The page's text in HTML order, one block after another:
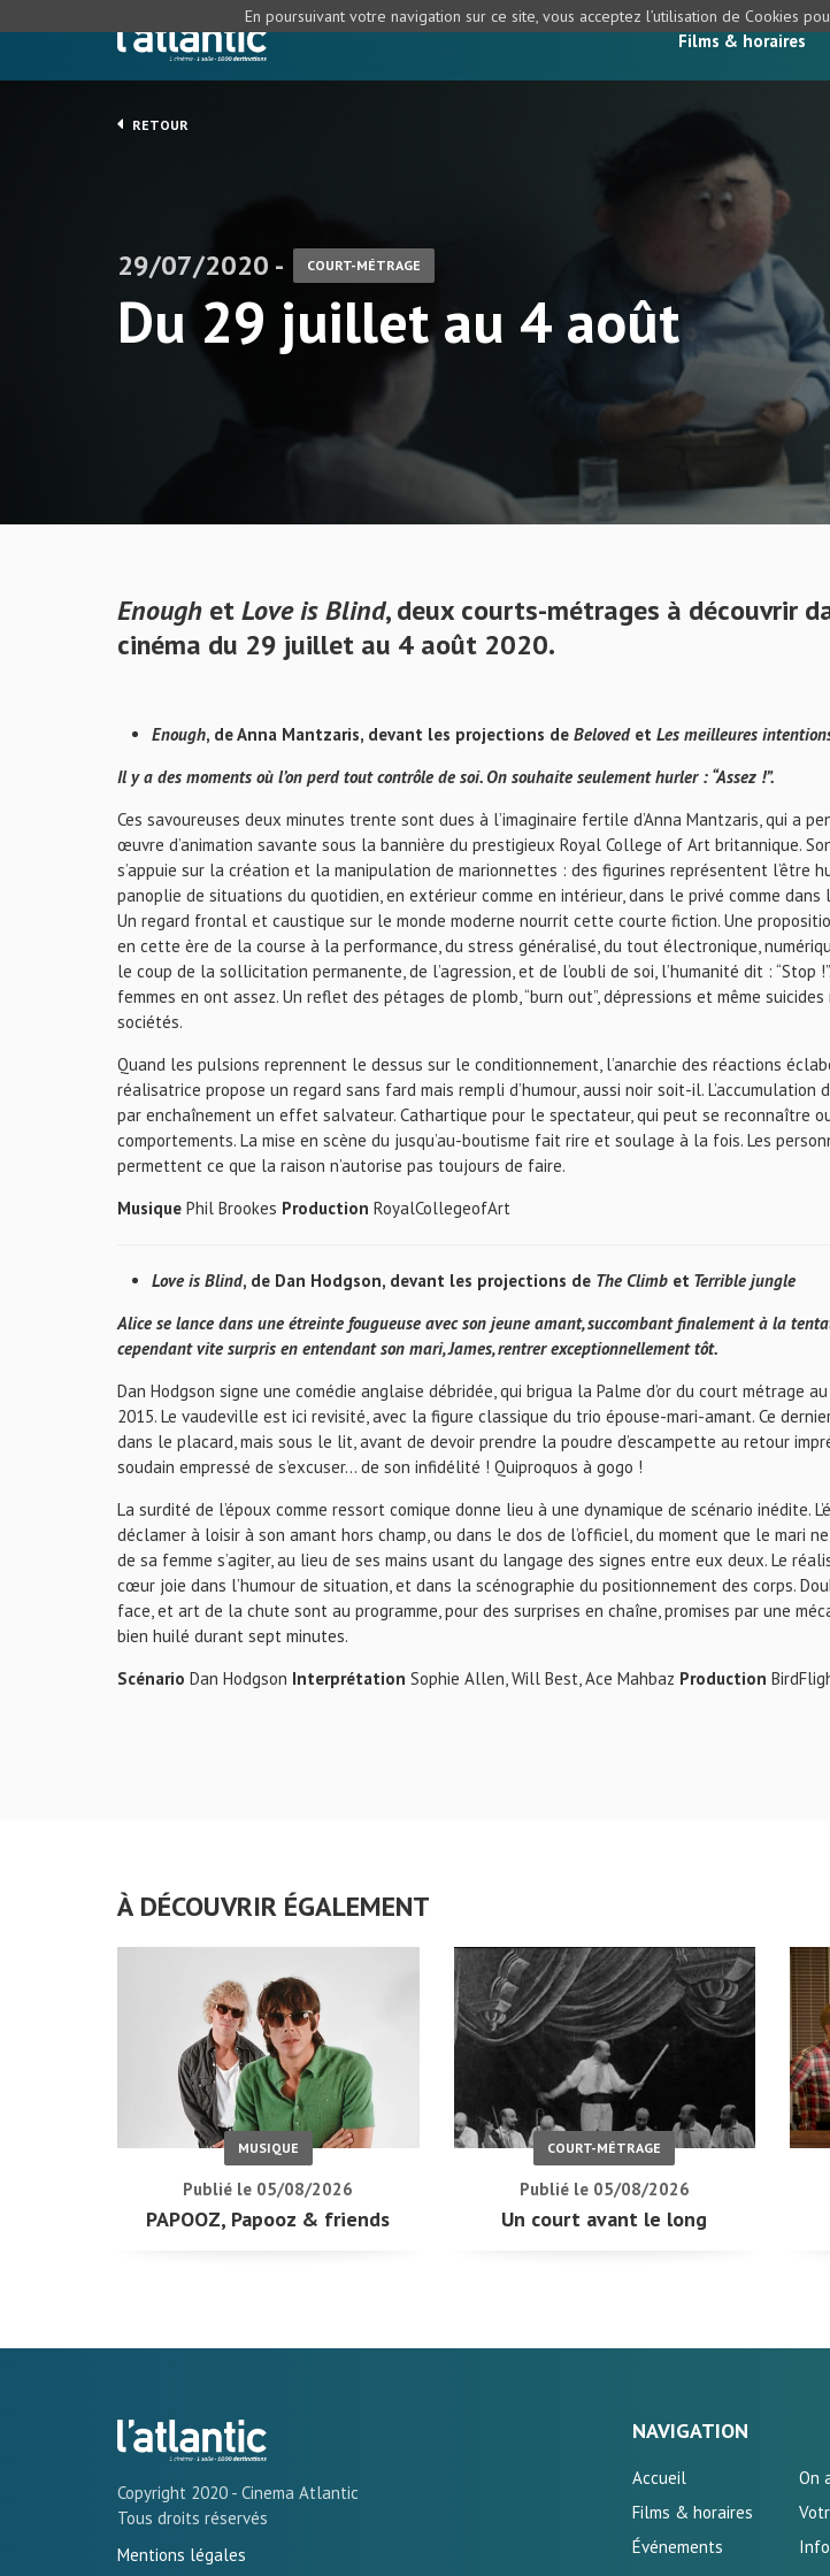
Films & horaires
RETOUR
29/07/2020 - COURT-MÉTRAGE
Du 29 juillet au 4 août
Enough etLove is Blind, deux courts-métrages à découvrir
cinéma du 29 juillet au 4 août 2020.
Enough, de Anna Mantzaris, devant les projections de Beloved et Les meilleures
Il y a des moments où l’on perd tout contrôle de soi. On souhaite seulement hurler : “Assez !”.
Ces savoureuses deux minutes trente sont dues à l’imaginaire fertile d’Anna Mantzaris, qui a
œuvre d’animation savante sous la bannière du prestigieux Royal College of Art britannique.
s’appuie sur la création et la manipulation de marionnettes : des figurines représentent l’être
panoplie de situations du quotidien, en extérieur comme en intérieur, dans le privé comme dans
Un regard frontal et caustique sur le monde moderne nourrit cette courte fiction. Une
en cette ère de la course à la performance, du stress généralisé, du tout électronique,
le coup de la sollicitation permanente, de l’agression, et de l’oubli de soi, l’humanité dit : “Stop
femmes en ont assez. Un reflet des pétages de plomb, “burn out”, dépressions et même
sociétés.
Quand les pulsions reprennent le dessus sur le conditionnement, l’anarchie des réactions
réalisatrice propose un regard sans fard mais rempli d’humour, aussi noir soit-il. L’accumulation
par enchaînement un effet salvateur. Cathartique pour le spectateur, qui peut se reconnaître
comportements. La mise en scène du jusqu’au-boutisme fait rire et soulage à la fois. Les
permettent ce que la raison n’autorise pas toujours de faire.
Musique Phil Brookes Production RoyalCollegeofArt
Love is Blind, de Dan Hodgson, devant les projections de The Climb et Terrible jungle
Alice se lance dans une étreinte fougueuse avec son jeune amant, succombant finalement à la
cependant vite surpris en entendant son mari, James, rentrer exceptionnellement tôt.
Dan Hodgson signe une comédie anglaise débridée, qui brigua la Palme d’or du court métrage
2015. Le vaudeville est ici revisité, avec la figure classique du trio épouse-mari-amant. Ce
dans le placard, mais sous le lit, avant de devoir prendre la poudre d’escampette au retour
soudain empressé de s’excuser… de son infidélité ! Quiproquos à gogo !
La surdité de l’époux comme ressort comique donne lieu à une dynamique de scénario inédite.
déclamer à loisir à son amant hors champ, ou dans le dos de l’officiel, du moment que le mari
de sa femme s’agiter, au lieu de ses mains usant du langage des signes entre eux deux. Le
cœur joie dans l’humour de situation, et dans la scénographie du positionnement des corps.
face, et art de la chute sont au programme, pour des surprises en chaîne, promises par une
bien huilé durant sept minutes.
Scénario Dan Hodgson Interprétation Sophie Allen, Will Best, Ace Mahbaz Production
À DÉCOUVRIR ÉGALEMENT
MUSIQUE
Publié le 05/08/2026
PAPOOZ, Papooz & friends
COURT-MÉTRAGE
Publié le 05/08/2026
Un court avant le long
Copyright 2020 - Cinema Atlantic
Tous droits réservés
Mentions légales
NAVIGATION
Accueil
Films & horaires
Événements
On
En poursuivant votre navigation sur ce site, vous acceptez l’utilisation de Cookies